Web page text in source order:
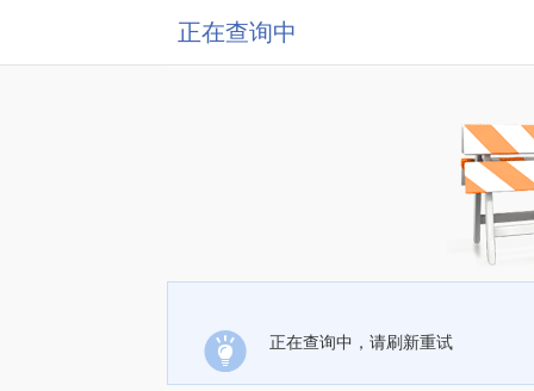
正在查询中
正在查询中，请刷新重试